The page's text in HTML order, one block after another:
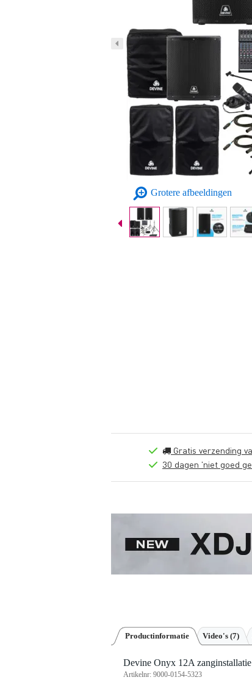
Grotere afbeeldingen
Gratis verzending
30 dagen 'niet goed
Productinformatie Video's (7)
Devine Onyx 12A
Artikelnr: 9000-0154-5323